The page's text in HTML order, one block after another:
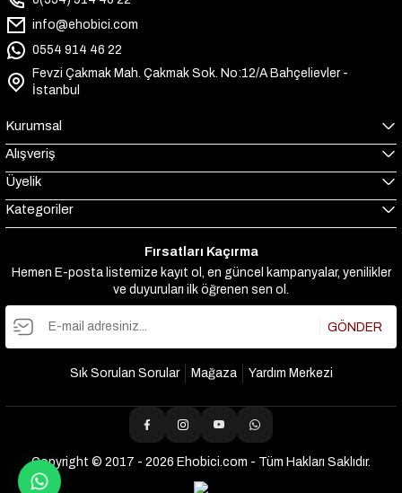
info@ehobici.com
0554 914 46 22
Fevzi Çakmak Mah. Çakmak Sok. No:12/A Bahçelievler -
İstanbul
Kurumsal
Alışveriş
Üyelik
Kategoriler
Fırsatları Kaçırma
Hemen E-posta listemize kayıt ol, en güncel kampanyalar, yenilikler
ve duyuruları ilk öğrenen sen ol.
GÖNDER
Sık Sorulan Sorular Mağaza Yardım Merkezi
Copyright © 2017 - 2026 Ehobici.com - Tüm Hakları Saklıdır.